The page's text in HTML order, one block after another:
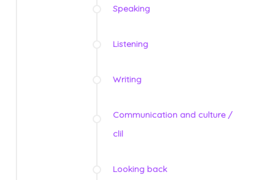
Speaking
Listening
Writing
Communication and culture /
clil
Looking back